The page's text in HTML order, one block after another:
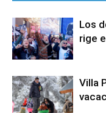
Los
rige
Villa